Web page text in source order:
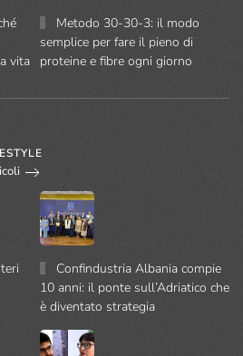
vita
Metodo 30-30-3: il modo
semplice per fare il pieno di
proteine e fibre ogni giorno
Confindustria Albania compie
10 anni: il ponte sull’Adriatico che
è diventato strategia